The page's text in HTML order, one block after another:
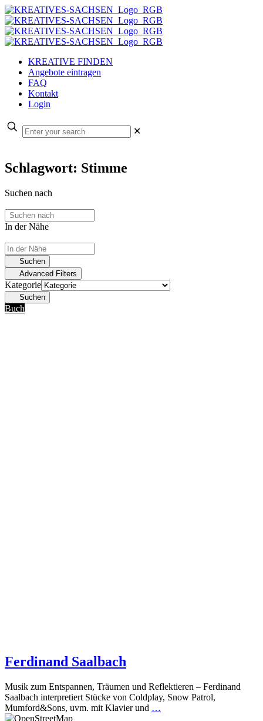
KREATIVE FINDEN
Angebote eintragen
FAQ
Kontakt
Login
✕
Schlagwort: Stimme
Suchen nach
In der Nähe
Suchen
Advanced Filters
Kategorie
Suchen
Buch
Ferdinand Saalbach
Musik zum Entspannen, Träumen und Reflektieren – Ferdinand
Saalbach interpretiert Stücke von Coldplay, Snow Patrol,
Mumford&Sons, uvm. mit Klavier und …